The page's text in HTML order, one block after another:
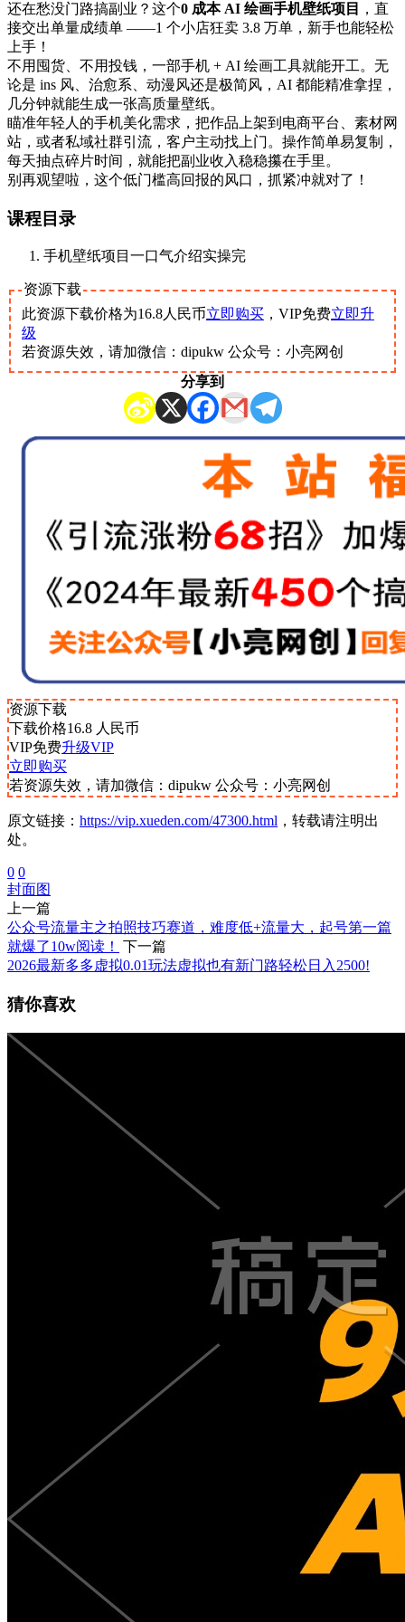
还在愁没门路搞副业？这个0 成本 AI 绘画手机壁纸项目
，直
接交出单量成绩单 ——1 个小店狂卖 3.8 万单，新手也能轻松
上手！
不用囤货、不用投钱，一部手机 + AI 绘画工具就能开工。无
论是 ins 风、治愈系、动漫风还是极简风，AI 都能精准拿捏，
几分钟就能生成一张高质量壁纸。
瞄准年轻人的手机美化需求，把作品上架到电商平台、素材网
站，或者私域社群引流，客户主动找上门。操作简单易复制，
每天抽点碎片时间，就能把副业收入稳稳攥在手里。
别再观望啦，这个低门槛高回报的风口，抓紧冲就对了！
课程目录
手机壁纸项目一口气介绍实操完
资源下载
此资源下载价格为16.8人民币立即购买 ，VIP免费立即升
级
若资源失效，请加微信：dipukw 公众号：小亮网创
分享到
资源下载
下载价格16.8 人民币
VIP免费升级VIP
立即购买
若资源失效，请加微信：dipukw 公众号：小亮网创
原文链接： https://vip.xueden.com/47300.html ，转载请注明出
处。
0 0
封面图
上一篇
公众号流量主之拍照技巧赛道，难度低+流量大，起号第一篇
就爆了10w阅读！
下一篇
2026最新多多虚拟0.01玩法虚拟也有新门路轻松日入2500!
猜你喜欢